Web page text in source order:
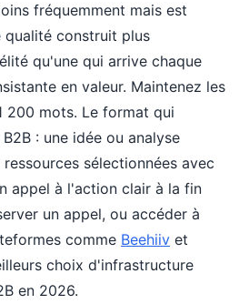
fréquemment mais est
qualité construit plus
qu'une qui arrive chaque
en valeur. Maintenez les
200 mots. Le format qui
: une idée ou analyse
sélectionnées avec
appel à l'action clair à la fin
un appel, ou accéder à
comme Beehiiv et
choix d'infrastructure
en 2026.